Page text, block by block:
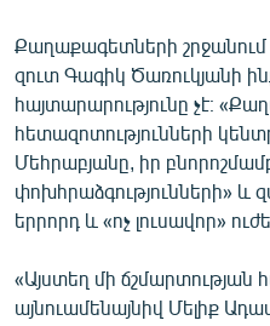
Քաղաքագետների շրջանում
զուտ Գագիկ Ծառուկյանի
հայտարարությունը չէ։
հետազոտությունների
Մեհրաբյանը, իր
փոխհրաձգությունների» և
երրորդ և «ոչ լուսավոր»
«Այստեղ մի ճշմարտության
այնուամենայնիվ Մելիք